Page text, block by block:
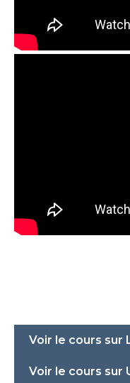
Voir le cours sur
Voir le cours sur